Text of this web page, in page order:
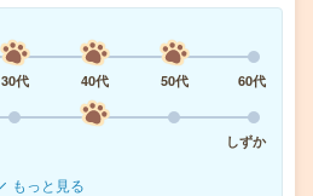
30代 40代 50代
60代
しずか
もっと見る